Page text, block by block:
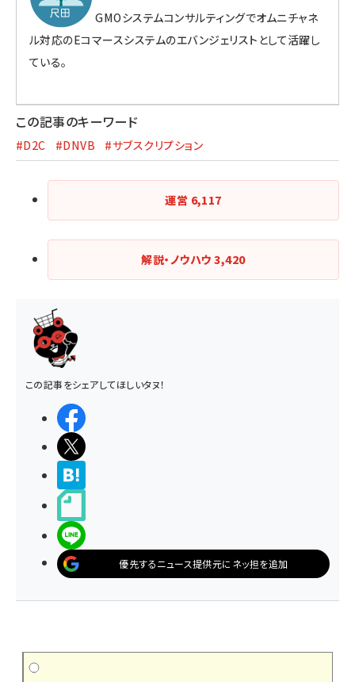
GMOシステムコンサルティングでオムニチャネ
ル対応のEコマースシステムのエバンジェリストとして活躍し
ている。
この記事のキーワード
#D2C #DNVB #サブスクリプション
運営 6,117
解説・ノウハウ3,420
この記事をシェアしてほしいタヌ！
優先するニュース提供元にネッ担を追加